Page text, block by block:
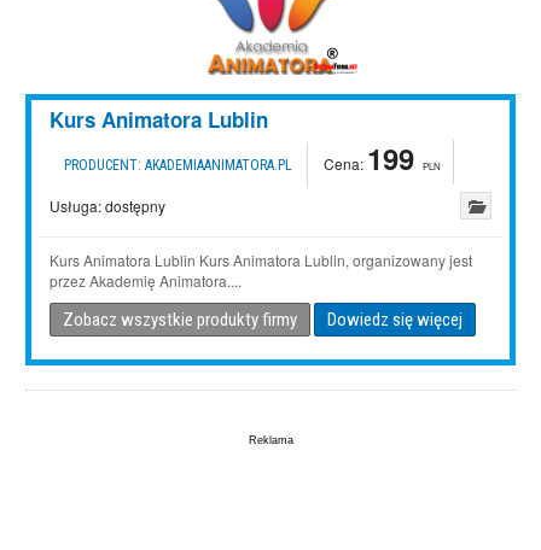
Kurs Animatora Lublin
PRODUCENT: AKADEMIAANIMATORA.PL Cena: 199 PLN
Usługa:dostępny
Kurs Animatora Lublin Kurs Animatora Lublin, organizowany jest
przez Akademię Animatora....
Zobacz wszystkie produkty firmy Dowiedz się więcej